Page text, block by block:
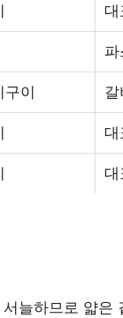
대
구이
대
대
늘하므로 얇은